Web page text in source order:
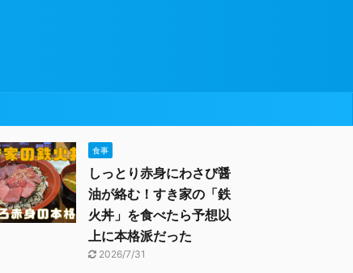
食事
しっとり赤身にわさび醤
油が絡む！すき家の「鉄
火丼」を食べたら予想以
上に本格派だった
2026/7/31